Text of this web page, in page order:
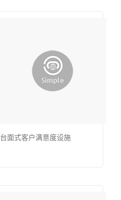
台面式客户满意度设施